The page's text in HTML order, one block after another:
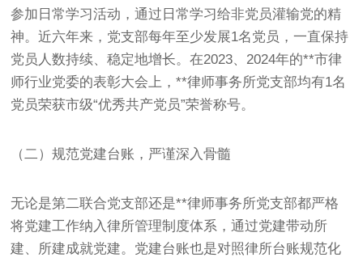
参加日常学习活动，通过日常学习给非党员灌输党的精
神。近六年来，党支部每年至少发展1名党员，一直保持
党员人数持续、稳定地增长。在2023、2024年的**市律
师行业党委的表彰大会上，**律师事务所党支部均有1名
党员荣获市级“优秀共产党员”荣誉称号。
（二）规范党建台账，严谨深入骨髓
无论是第二联合党支部还是**律师事务所党支部都严格
将党建工作纳入律所管理制度体系，通过党建带动所
建、所建成就党建。党建台账也是对照律所台账规范化